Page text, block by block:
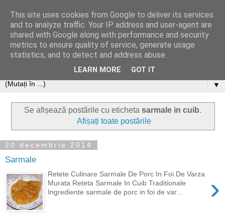
▼
Se afișează postările cu eticheta sarmale in cuib.
Afișați toate postările
20 decembrie 2014
Sarmale
›
Retete Culinare Sarmale De Porc In Foi De Varza
Murata Reteta Sarmale In Cuib Traditionale
Ingrediente sarmale de porc in foi de var...
This site uses cookies from Google to deliver its services
and to analyze traffic. Your IP address and user-agent are
shared with Google along with performance and security
metrics to ensure quality of service, generate usage
statistics, and to detect and address abuse.
LEARN MORE GOT IT